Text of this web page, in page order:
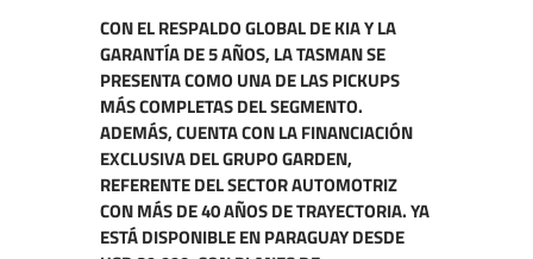
CON EL RESPALDO GLOBAL DE KIA Y LA
GARANTÍA DE 5 AÑOS, LA TASMAN SE
PRESENTA COMO UNA DE LAS PICKUPS
MÁS COMPLETAS DEL SEGMENTO.
ADEMÁS, CUENTA CON LA FINANCIACIÓN
EXCLUSIVA DEL GRUPO GARDEN,
REFERENTE DEL SECTOR AUTOMOTRIZ
CON MÁS DE 40 AÑOS DE TRAYECTORIA. YA
ESTÁ DISPONIBLE EN PARAGUAY DESDE